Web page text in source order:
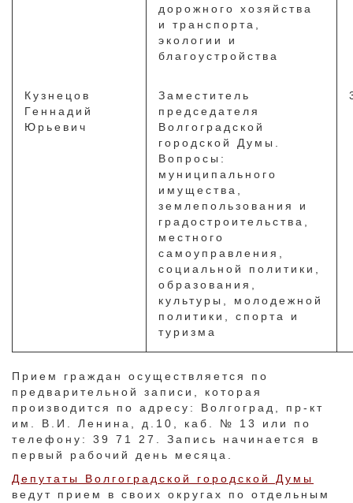
дорожного хозяйства
и транспорта,
экологии и
благоустройства
Кузнецов
Геннадий
Юрьевич
Заместитель
председателя
Волгоградской
городской Думы.
Вопросы:
муниципального
имущества,
землепользования и
градостроительства,
местного
самоуправления,
социальной политики,
образования,
культуры, молодежной
политики, спорта и
туризма
Прием граждан осуществляется по
предварительной записи, которая
производится по адресу: Волгоград, пр-кт
им. В.И. Ленина, д.10, каб. № 13 или по
телефону: 39 71 27. Запись начинается в
первый рабочий день месяца.
Депутаты Волгоградской городской Думы
ведут прием в своих округах по отдельным